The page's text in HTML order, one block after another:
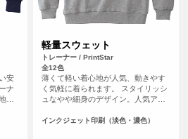
安
ナ
も
ン
軽量スウェット
トレーナー / PrintStar
全12色
薄くて軽い着心地が人気、動きやす
く気軽に着られます。 スタイリッシ
ュなやや細身のデザイン。人気アパ
クオリティーです。
インクジェット印刷（淡色・濃色）